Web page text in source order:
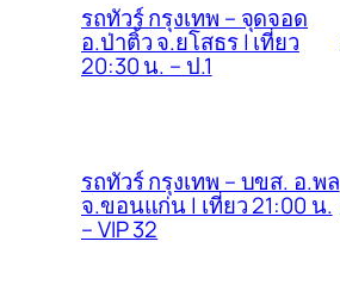
รถทัวร์ กรุงเทพ – จุดจอด
อ.ป่าติ้ว จ.ยโสธร | เที่ยว
20:30 น. – ป.1
รถทัวร์ กรุงเทพ – บขส. อ.พล
จ.ขอนแก่น | เที่ยว 21:00 น.
– VIP 32